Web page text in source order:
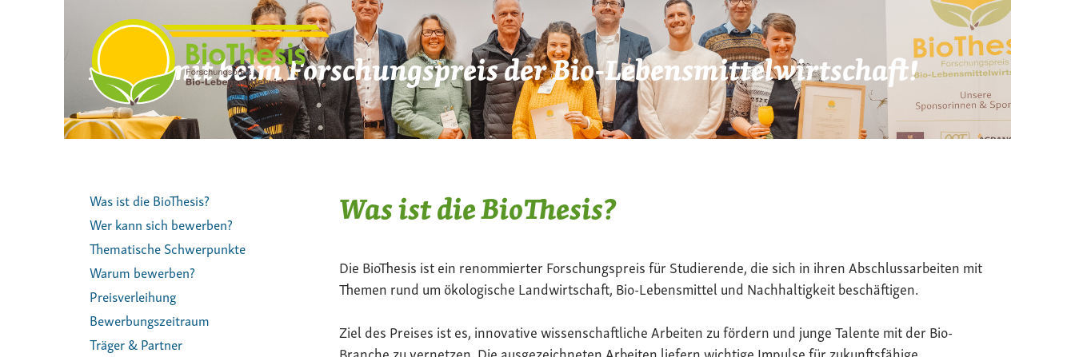
Mach mit beim Forschungspreis der Bio-Lebensmittelwirtschaft!
Was ist die BioThesis?
Die BioThesis ist ein renommierter Forschungspreis für Studierende, die sich in ihren Abschlussarbeiten mit
Themen rund um ökologische Landwirtschaft, Bio-Lebensmittel und Nachhaltigkeit beschäftigen.
Ziel des Preises ist es, innovative wissenschaftliche Arbeiten zu fördern und junge Talente mit der Bio-
Was ist die BioThesis?
Wer kann sich bewerben?
Thematische Schwerpunkte
Warum bewerben?
Preisverleihung
Bewerbungszeitraum
Träger & Partner